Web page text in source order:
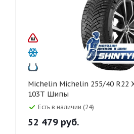
Michelin Michelin 255/40 R22 X-Ice North 4 SUV
103T Шипы
Есть в наличии (24)
52 479 руб.